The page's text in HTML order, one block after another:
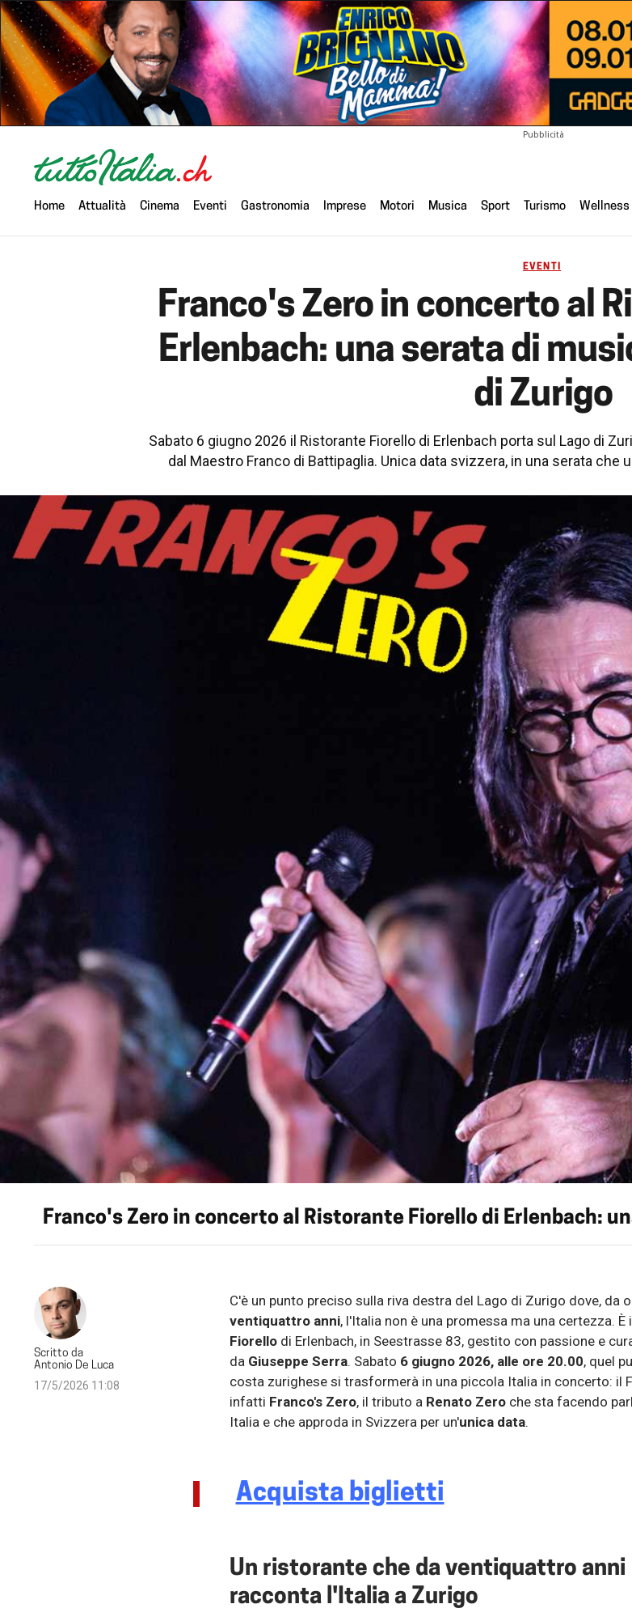
Pubblicità
Home Attualità Cinema Eventi Gastronomia Imprese Motori Musica Sport Turismo Wellness
EVENTI
Franco's Zero in concerto al
Erlenbach: una serata di
di Zurigo
Sabato 6 giugno 2026 il Ristorante Fiorello di Erlenbach porta sul Lago di
dal Maestro Franco di Battipaglia. Unica data svizzera, in una serata
Franco's Zero in concerto al Ristorante Fiorello di Erlenbach:
Scritto da
Antonio De Luca
17/5/2026 11:08
C'è un punto preciso sulla riva destra del Lago di Zurigo dove, da
ventiquattro anni, l'Italia non è una promessa ma una certezza. È
Fiorellodi Erlenbach, in Seestrasse 83, gestito con passione e
da Giuseppe Serra. Sabato 6 giugno 2026, alle ore 20.00, quel
costa zurighese si trasformerà in una piccola Italia in concerto: il
infatti Franco's Zero, il tributo a Renato Zeroche sta facendo
Italia e che approda in Svizzera per un'unica data.
Acquista biglietti
Un ristorante che da ventiquattro anni
racconta l'Italia a Zurigo